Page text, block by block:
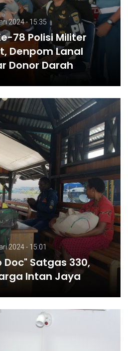
2024 - 15:35
78 Polisi Militer
Denpom Lanal
Donor Darah
2024 - 15:01
Doc" Satgas 330,
Intan Jaya